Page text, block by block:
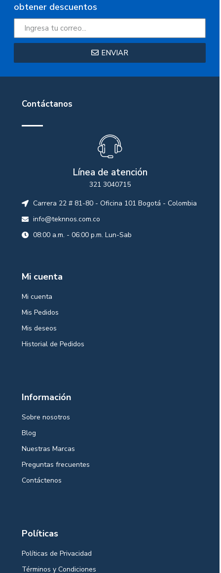
obtener descuentos
ENVIAR
Contáctanos
Línea de atención
321 3040715
Carrera 22 # 81-80 - Oficina 101 Bogotá - Colombia
info@teknnos.com.co
08:00 a.m. - 06:00 p.m. Lun-Sab
Mi cuenta
Mi cuenta
Mis Pedidos
Mis deseos
Historial de Pedidos
Información
Sobre nosotros
Blog
Nuestras Marcas
Preguntas frecuentes
Contáctenos
Políticas
Políticas de Privacidad
Términos y Condiciones